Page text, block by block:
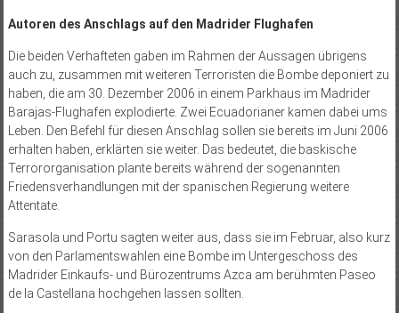
Autoren des Anschlags auf den Madrider Flughafen
Die beiden Verhafteten gaben im Rahmen der Aussagen übrigens
auch zu, zusammen mit weiteren Terroristen die Bombe deponiert zu
haben, die am 30. Dezember 2006 in einem Parkhaus im Madrider
Barajas-Flughafen explodierte. Zwei Ecuadorianer kamen dabei ums
Leben. Den Befehl für diesen Anschlag sollen sie bereits im Juni 2006
erhalten haben, erklärten sie weiter. Das bedeutet, die baskische
Terrororganisation plante bereits während der sogenannten
Friedensverhandlungen mit der spanischen Regierung weitere
Attentate.
Sarasola und Portu sagten weiter aus, dass sie im Februar, also kurz
von den Parlamentswahlen eine Bombe im Untergeschoss des
Madrider Einkaufs- und Bürozentrums Azca am berühmten Paseo
de la Castellana hochgehen lassen sollten.